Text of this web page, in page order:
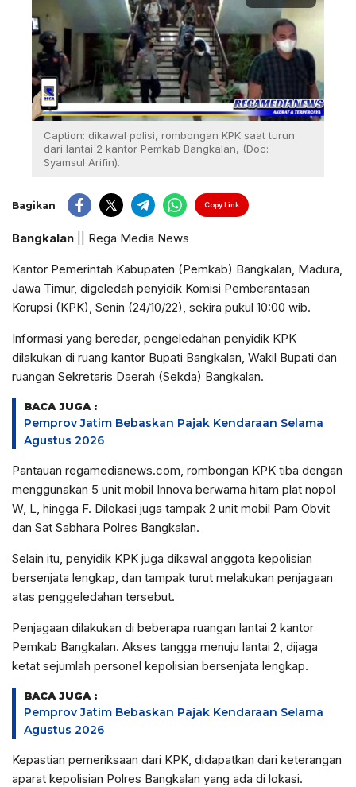
Caption: dikawal polisi, rombongan KPK saat turun
dari lantai 2 kantor Pemkab Bangkalan, (Doc:
Syamsul Arifin).
Bagikan Copy Link
Bangkalan || Rega Media News
Kantor Pemerintah Kabupaten (Pemkab) Bangkalan, Madura,
Jawa Timur, digeledah penyidik Komisi Pemberantasan
Korupsi (KPK), Senin (24/10/22), sekira pukul 10:00 wib.
Informasi yang beredar, pengeledahan penyidik KPK
dilakukan di ruang kantor Bupati Bangkalan, Wakil Bupati dan
ruangan Sekretaris Daerah (Sekda) Bangkalan.
BACA JUGA :
Pemprov Jatim Bebaskan Pajak Kendaraan Selama
Agustus 2026
Pantauan regamedianews.com, rombongan KPK tiba dengan
menggunakan 5 unit mobil Innova berwarna hitam plat nopol
W, L, hingga F. Dilokasi juga tampak 2 unit mobil Pam Obvit
dan Sat Sabhara Polres Bangkalan.
Selain itu, penyidik KPK juga dikawal anggota kepolisian
bersenjata lengkap, dan tampak turut melakukan penjagaan
atas penggeledahan tersebut.
Penjagaan dilakukan di beberapa ruangan lantai 2 kantor
Pemkab Bangkalan. Akses tangga menuju lantai 2, dijaga
ketat sejumlah personel kepolisian bersenjata lengkap.
BACA JUGA :
Pemprov Jatim Bebaskan Pajak Kendaraan Selama
Agustus 2026
Kepastian pemeriksaan dari KPK, didapatkan dari keterangan
aparat kepolisian Polres Bangkalan yang ada di lokasi.